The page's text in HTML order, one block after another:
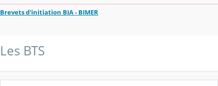
Brevets d'initiation BIA - BIMER
Les BTS